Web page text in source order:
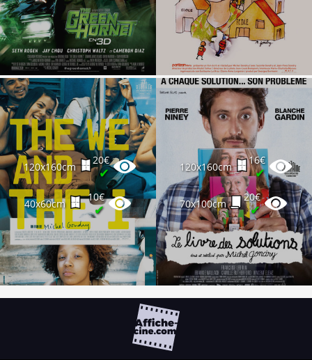
120x160cm
20€
✔
40x60cm
10€
✔
120x160cm
16€
✔
70x100cm
20€
✔